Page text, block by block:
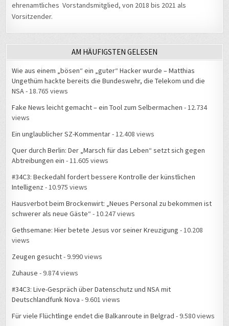
ehrenamtliches Vorstandsmitglied, von 2018 bis 2021 als
Vorsitzender.
AM HÄUFIGSTEN GELESEN
Wie aus einem „bösen“ ein „guter“ Hacker wurde – Matthias
Ungethüm hackte bereits die Bundeswehr, die Telekom und die
NSA- 18.765 views
Fake News leicht gemacht – ein Tool zum Selbermachen - 12.734
views
Ein unglaublicher SZ-Kommentar- 12.408 views
Quer durch Berlin: Der „Marsch für das Leben“ setzt sich gegen
Abtreibungen ein - 11.605 views
#34C3: Beckedahl fordert bessere Kontrolle der künstlichen
Intelligenz - 10.975 views
Hausverbot beim Brockenwirt: „Neues Personal zu bekommen ist
schwerer als neue Gäste“ - 10.247 views
Gethsemane: Hier betete Jesus vor seiner Kreuzigung - 10.208
views
Zeugen gesucht- 9.990 views
Zuhause - 9.874 views
#34C3: Live-Gespräch über Datenschutz und NSA mit
Deutschlandfunk Nova - 9.601 views
Für viele Flüchtlinge endet die Balkanroute in Belgrad - 9.580 views